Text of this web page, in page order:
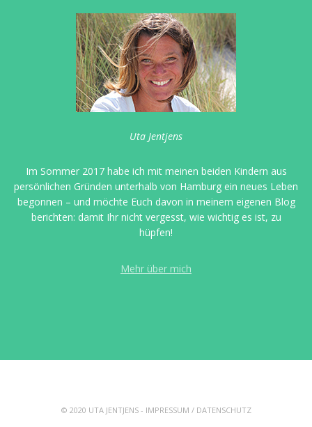
Uta Jentjens
Im Sommer 2017 habe ich mit meinen beiden Kindern aus
persönlichen Gründen unterhalb von Hamburg ein neues Leben
begonnen – und möchte Euch davon in meinem eigenen Blog
berichten: damit Ihr nicht vergesst, wie wichtig es ist, zu
hüpfen!
Mehr über mich
© 2020 UTA JENTJENS - IMPRESSUM / DATENSCHUTZ